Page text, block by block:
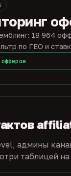
18 964
по ГЕО и
админы
таблицей на